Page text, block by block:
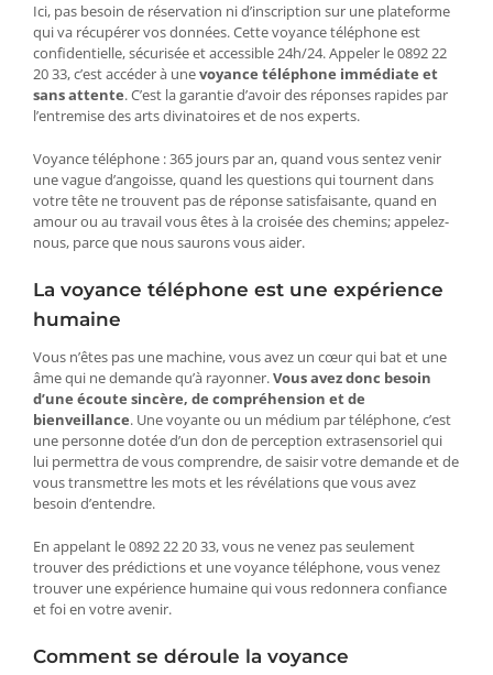
Ici, pas besoin de réservation ni d’inscription sur une plateforme
qui va récupérer vos données. Cette voyance téléphone est
confidentielle, sécurisée et accessible 24h/24. Appeler le 0892 22
20 33, c’est accéder à unevoyance téléphone immédiate et
sans attente. C’est la garantie d’avoir des réponses rapides par
l’entremise des arts divinatoires et de nos experts.
Voyance téléphone : 365 jours par an, quand vous sentez venir
une vague d’angoisse, quand les questions qui tournent dans
votre tête ne trouvent pas de réponse satisfaisante, quand en
amour ou au travail vous êtes à la croisée des chemins; appelez-
nous, parce que nous saurons vous aider.
La voyance téléphone est une expérience
humaine
Vous n’êtes pas une machine, vous avez un cœur qui bat et une
âme qui ne demande qu’à rayonner.Vous avez donc besoin
d’une écoute sincère, de compréhension et de
bienveillance. Une voyante ou un médium par téléphone, c’est
une personne dotée d’un don de perception extrasensoriel qui
lui permettra de vous comprendre, de saisir votre demande et de
vous transmettre les mots et les révélations que vous avez
besoin d’entendre.
En appelant le 0892 22 20 33, vous ne venez pas seulement
trouver des prédictions et une voyance téléphone, vous venez
trouver une expérience humaine qui vous redonnera confiance
et foi en votre avenir.
Comment se déroule la voyance